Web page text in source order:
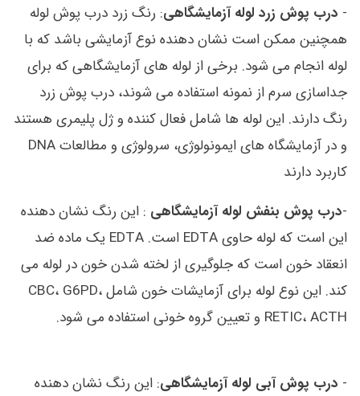
- درب پوش زرد لوله آزمایشگاهی: رنگ زرد درب پوش لوله
همچنین ممکن است نشان دهنده نوع آزمایشی باشد که با
لوله انجام می شود. برخی از لوله های آزمایشگاهی که برای
جداسازی سرم از نمونه استفاده می شوند، درب پوش زرد
رنگ دارند. این لوله ها شامل فعال کننده و ژل پلیمری هستند
و در آزمایشگاه های ایمونولوژی، سرولوژی و مطالعات DNA
کاربرد دارند
-درب پوش بنفش لوله آزمایشگاهی : این رنگ نشان دهنده
این است که لوله حاوی EDTA است. EDTA یک ماده ضد
انعقاد خون است که جلوگیری از لخته شدن خون در لوله می
کند. این نوع لوله برای آزمایشات خون شامل CBC، G6PD،
RETIC، ACTH و تعیین گروه خونی استفاده می شود.
- درب پوش آبی لوله آزمایشگاهی: این رنگ نشان دهنده